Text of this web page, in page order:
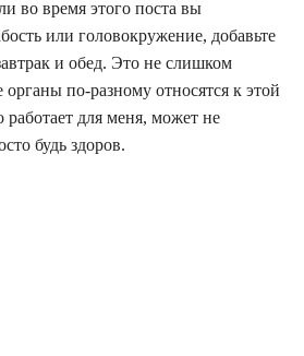
во время этого поста вы
или головокружение, добавьте
и обед. Это не слишком
по-разному относятся к этой
работает для меня, может не
будь здоров.